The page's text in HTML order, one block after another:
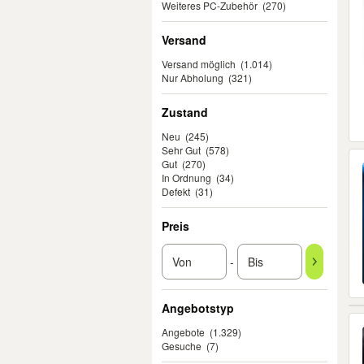
Weiteres PC-Zubehör (270)
Versand
Versand möglich (1.014)
Nur Abholung (321)
Zustand
Neu (245)
Sehr Gut (578)
Gut (270)
In Ordnung (34)
Defekt (31)
Preis
-
Angebotstyp
Angebote (1.329)
Gesuche (7)